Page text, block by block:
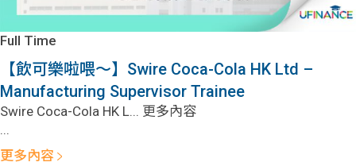
分享
生學
搵工
de
nce
校園
贊助
我們
Full Time
【飲可樂啦喂～】Swire Coca-Cola HK Ltd –
Manufacturing Supervisor Trainee
Swire Coca-Cola HK L... 更多內容
...
更多內容